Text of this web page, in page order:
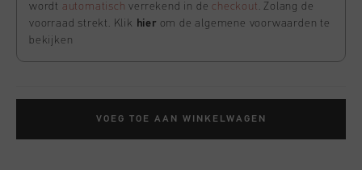
wordt automatisch verrekend in decheckout . Zolang de
voorraad strekt. Klik hier om de algemene voorwaarden te
bekijken
VOEG TOE AAN WINKELWAGEN